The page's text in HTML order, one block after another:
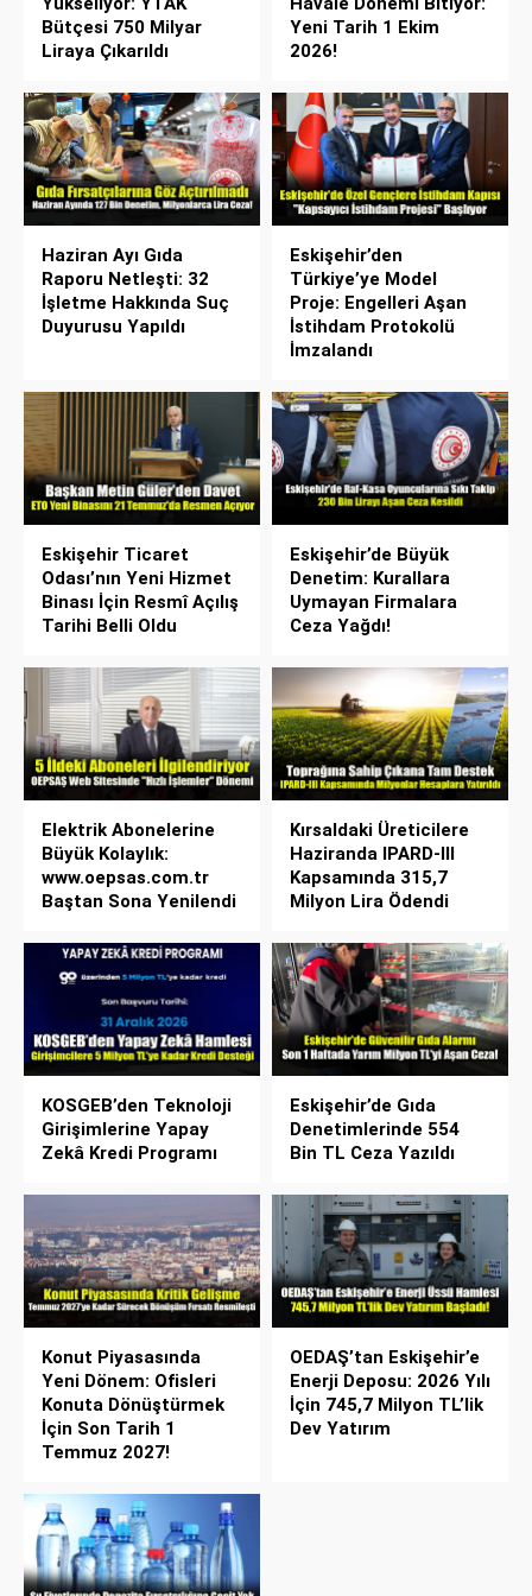
Bütçesi 750 Milyar
Liraya Çıkarıldı
Yeni Tarih 1 Ekim
2026!
Haziran Ayı Gıda
Raporu Netleşti: 32
İşletme Hakkında Suç
Duyurusu Yapıldı
Eskişehir’den
Türkiye’ye Model
Proje: Engelleri Aşan
İstihdam Protokolü
İmzalandı
Eskişehir Ticaret
Odası’nın Yeni Hizmet
Binası İçin Resmî Açılış
Tarihi Belli Oldu
Eskişehir’de Büyük
Denetim: Kurallara
Uymayan Firmalara
Ceza Yağdı!
Elektrik Abonelerine
Büyük Kolaylık:
www.oepsas.com.tr
Baştan Sona Yenilendi
Kırsaldaki Üreticilere
Haziranda IPARD-III
Kapsamında 315,7
Milyon Lira Ödendi
KOSGEB’den Teknoloji
Girişimlerine Yapay
Zekâ Kredi Programı
Eskişehir’de Gıda
Denetimlerinde 554
Bin TL Ceza Yazıldı
Konut Piyasasında
Yeni Dönem: Ofisleri
Konuta Dönüştürmek
İçin Son Tarih 1
Temmuz 2027!
OEDAŞ’tan Eskişehir’e
Enerji Deposu: 2026 Yılı
İçin 745,7 Milyon TL’lik
Dev Yatırım